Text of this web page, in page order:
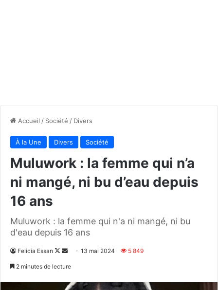
Accueil / Société / Divers
À la Une Divers Société
Muluwork : la femme qui n’a
ni mangé, ni bu d’eau depuis
16 ans
Muluwork : la femme qui n'a ni mangé, ni bu
d'eau depuis 16 ans
Felicia Essan
Follow
Envoyer13 mai 2024 5 849
2 minutes de lecture